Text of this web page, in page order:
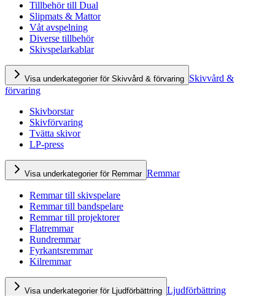
Tillbehör till Dual
Slipmats & Mattor
Våt avspelning
Diverse tillbehör
Skivspelarkablar
Visa underkategorier för Skivvård & förvaring Skivvård &
förvaring
Skivborstar
Skivförvaring
Tvätta skivor
LP-press
Visa underkategorier för Remmar Remmar
Remmar till skivspelare
Remmar till bandspelare
Remmar till projektorer
Flatremmar
Rundremmar
Fyrkantsremmar
Kilremmar
Visa underkategorier för Ljudförbättring Ljudförbättring